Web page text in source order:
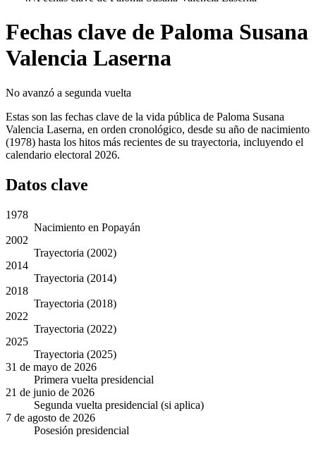
Fechas clave de Paloma Susana
Valencia Laserna
No avanzó a segunda vuelta
Estas son las fechas clave de la vida pública de Paloma Susana
Valencia Laserna, en orden cronológico, desde su año de nacimiento
(1978) hasta los hitos más recientes de su trayectoria, incluyendo el
calendario electoral 2026.
Datos clave
1978
Nacimiento en Popayán
2002
Trayectoria (2002)
2014
Trayectoria (2014)
2018
Trayectoria (2018)
2022
Trayectoria (2022)
2025
Trayectoria (2025)
31 de mayo de 2026
Primera vuelta presidencial
21 de junio de 2026
Segunda vuelta presidencial (si aplica)
7 de agosto de 2026
Posesión presidencial